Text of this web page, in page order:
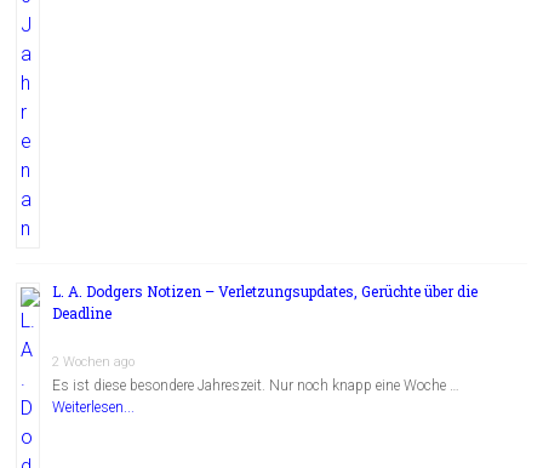
L. A. Dodgers Notizen – Verletzungsupdates, Gerüchte über die
Deadline
2 Wochen ago
Es ist diese besondere Jahreszeit. Nur noch knapp eine Woche …
Weiterlesen...